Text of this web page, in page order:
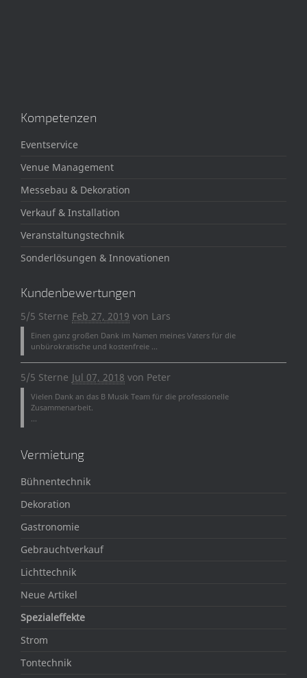
Kompetenzen
Eventservice
Venue Management
Messebau & Dekoration
Verkauf & Installation
Veranstaltungstechnik
Sonderlösungen & Innovationen
Kundenbewertungen
5/5 Sterne Feb 27, 2019 von Lars
Einen ganz großen Dank im Namen meines Vaters für die
unbürokratische und kostenfreie ...
5/5 Sterne Jul 07, 2018 von Peter
Vielen Dank an das B Musik Team für die professionelle
Zusammenarbeit.
...
Vermietung
Bühnentechnik
Dekoration
Gastronomie
Gebrauchtverkauf
Lichttechnik
Neue Artikel
Spezialeffekte
Strom
Tontechnik